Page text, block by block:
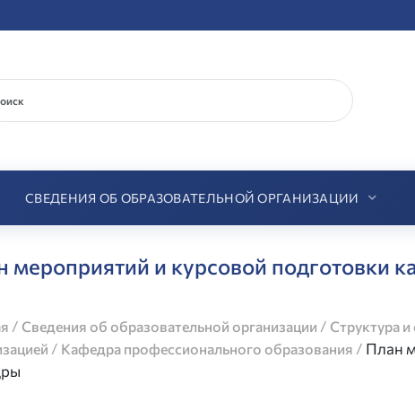
СВЕДЕНИЯ ОБ ОБРАЗОВАТЕЛЬНОЙ ОРГАНИЗАЦИИ
мероприятий и курсовой подготовки
/ Сведения об образовательной организации / Структура
/ Кафедра профессионального образования / План